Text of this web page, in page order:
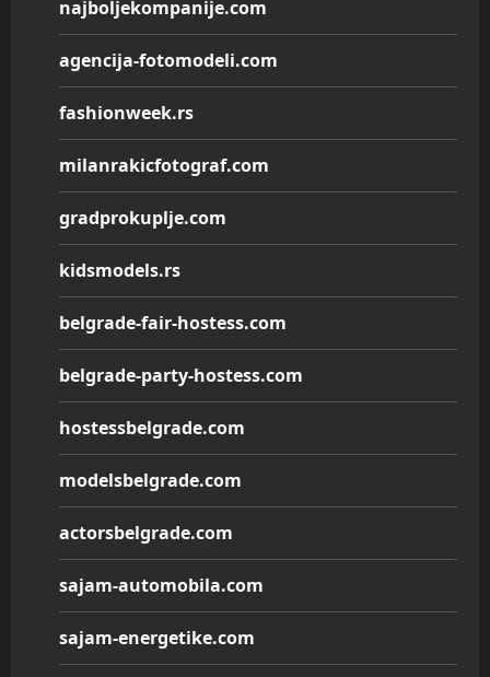
najboljekompanije.com
agencija-fotomodeli.com
fashionweek.rs
milanrakicfotograf.com
gradprokuplje.com
kidsmodels.rs
belgrade-fair-hostess.com
belgrade-party-hostess.com
hostessbelgrade.com
modelsbelgrade.com
actorsbelgrade.com
sajam-automobila.com
sajam-energetike.com